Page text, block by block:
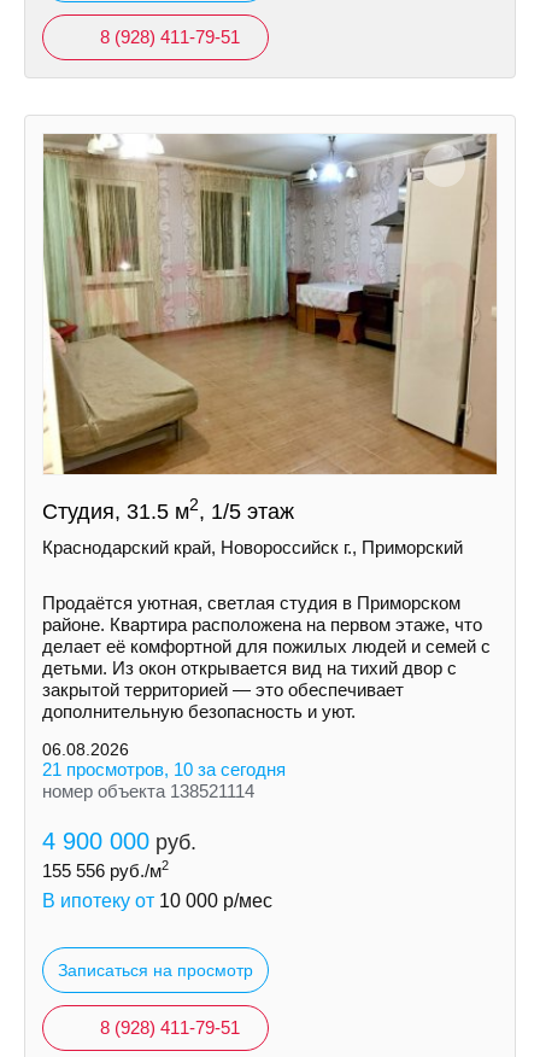
8 (928) 411-79-51
Студия, 31.5 м2, 1/5 этаж
Краснодарский край, Новороссийск г., Приморский
Продаётся уютная, светлая студия в Приморском
районе. Квартира расположена на первом этаже, что
делает её комфортной для пожилых людей и семей с
детьми. Из окон открывается вид на тихий двор с
закрытой территорией — это обеспечивает
дополнительную безопасность и уют.
06.08.2026
21 просмотров, 10 за сегодня
номер объекта 138521114
4 900 000 руб.
155 556 руб./м2
В ипотеку от 10 000 р/мес
Записаться на просмотр
8 (928) 411-79-51